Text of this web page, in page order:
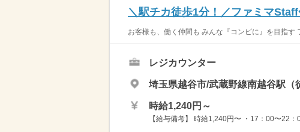
＼駅チカ徒歩1分！／ファミマ
お客様も、働く仲間も みんな『コンビに』を目指
レジカウンター
埼玉県越谷市/武蔵野線南越谷駅（
時給1,240円～
【給与備考】 時給1,240円〜 ・17：00〜